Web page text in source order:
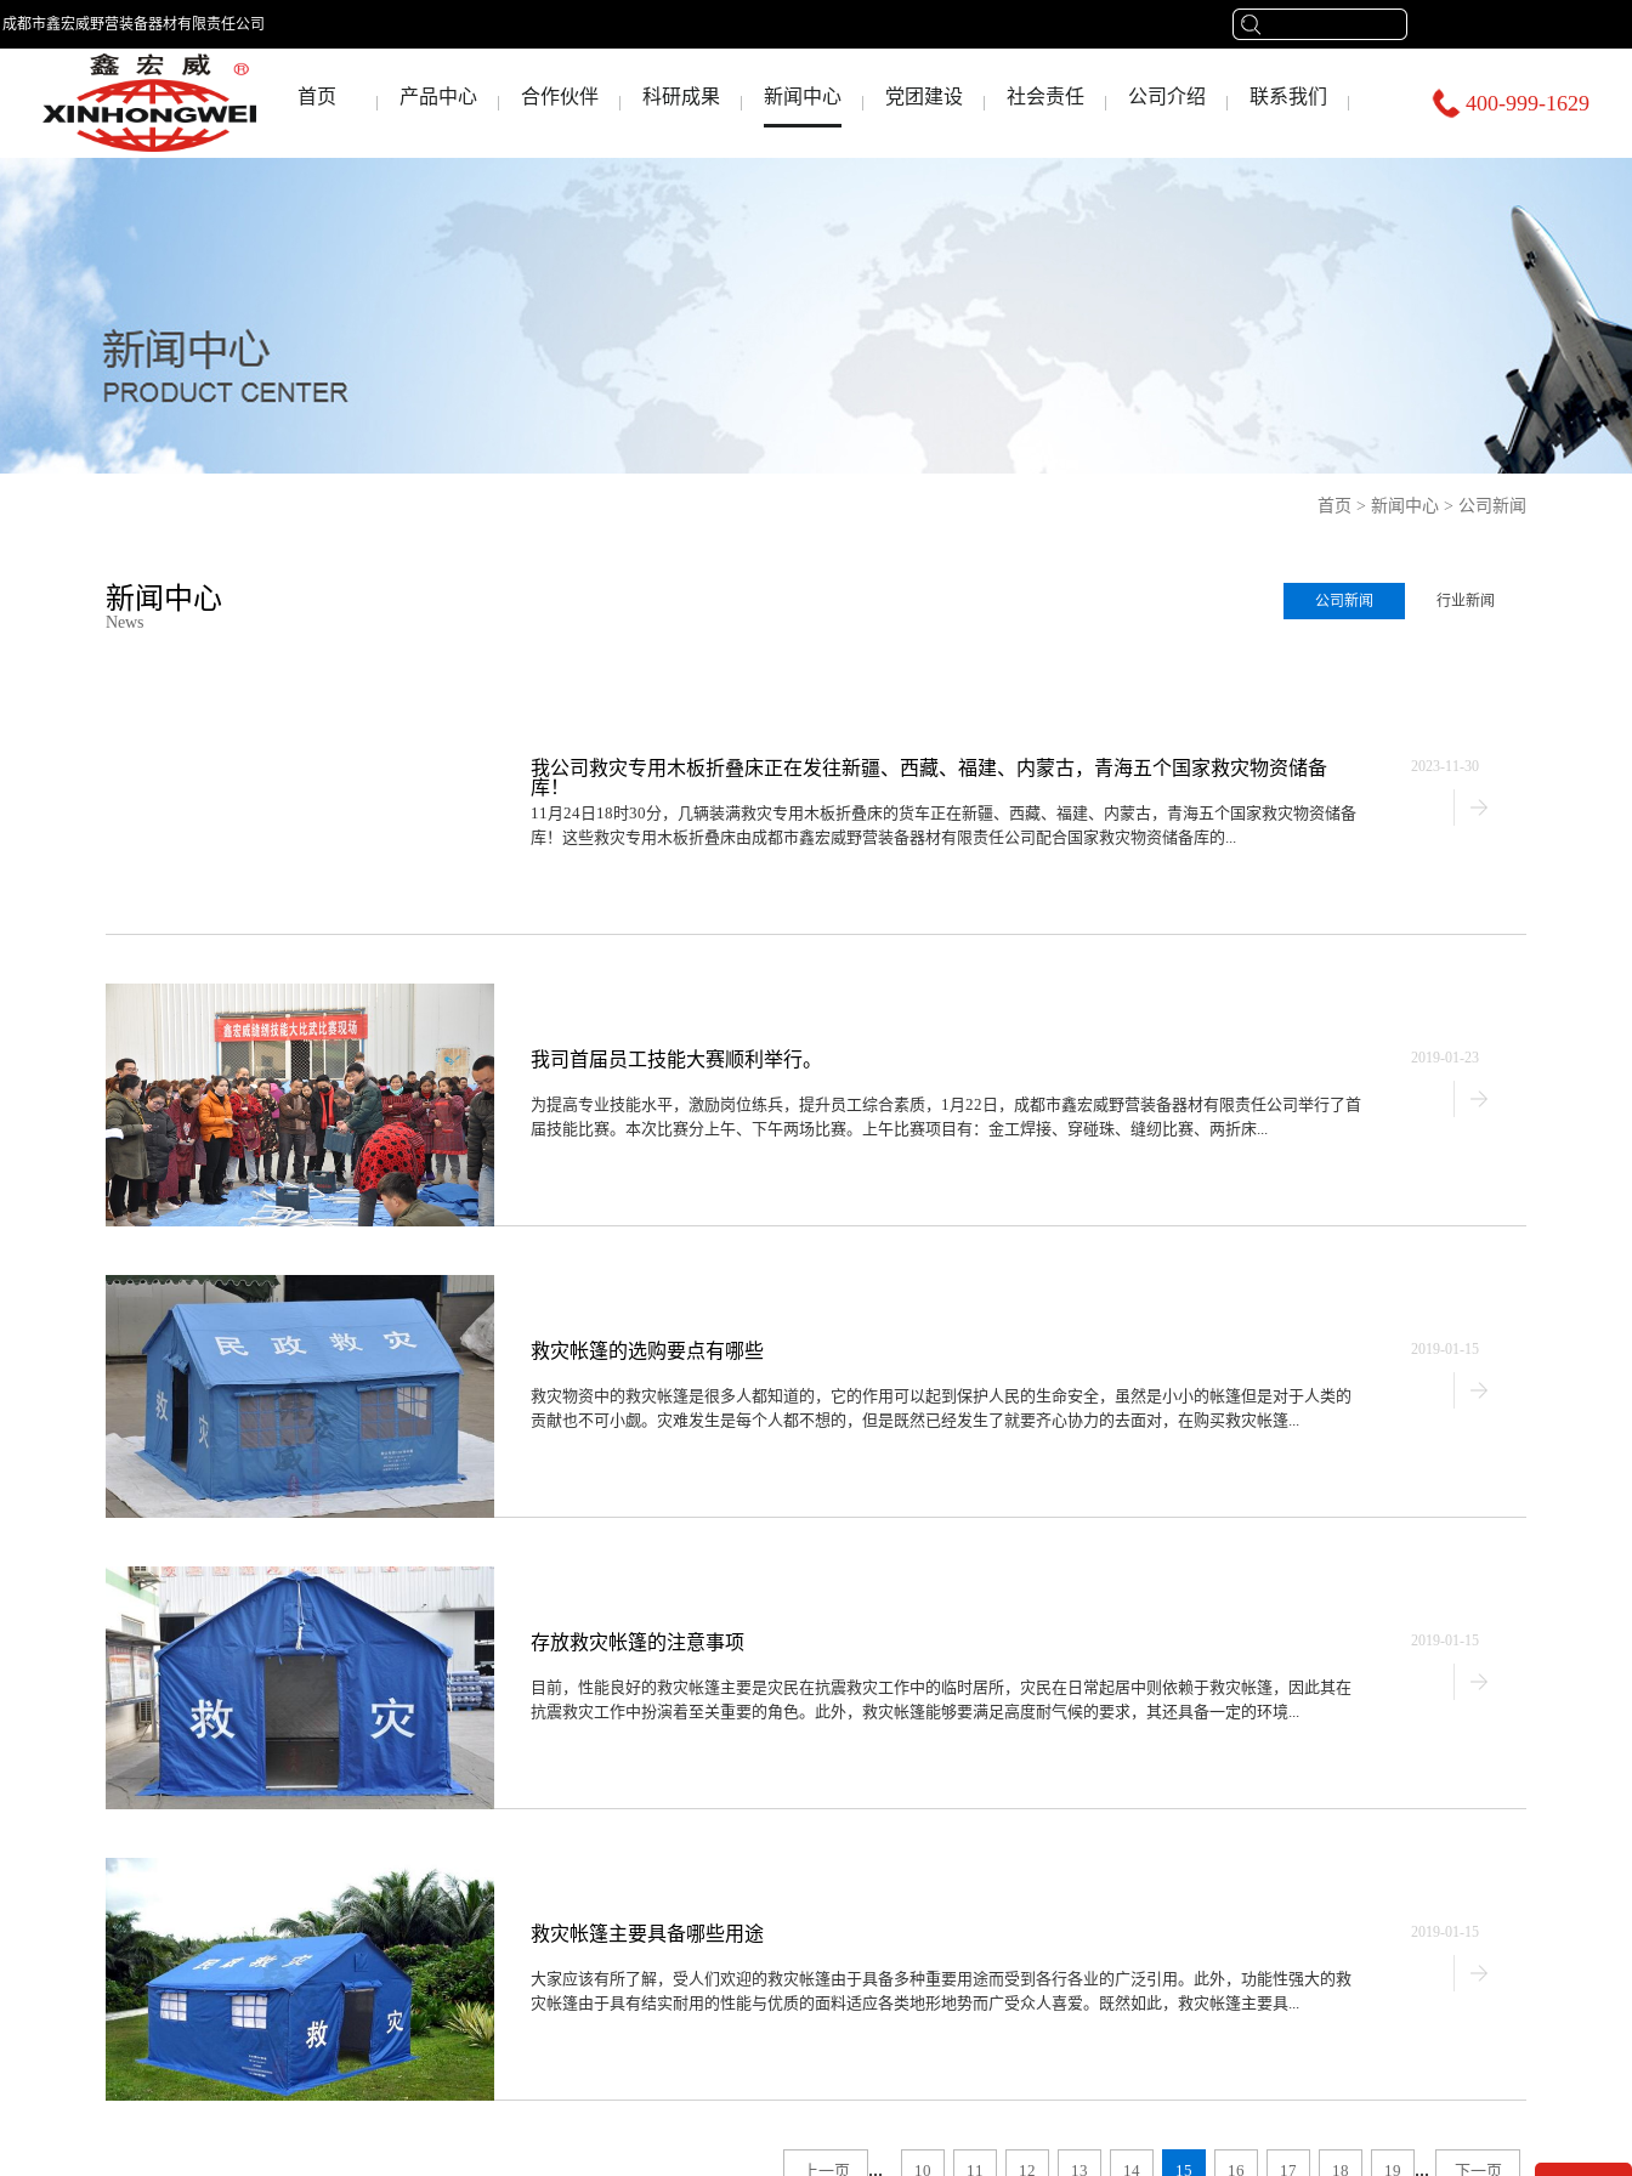
成都市鑫宏威野营装备器材有限责任公司
首页 产品中心 合作伙伴 科研成果 新闻中心 党团建设 社会责任 公司介绍 联系我们 400-999-1629
首页 > 新闻中心 > 公司新闻
新闻中心
News
公司新闻 行业新闻
我公司救灾专用木板折叠床正在发往新疆、西藏、福建、内蒙古，青海五个国家救灾物资储备
库！
2023-11-30
11月24日18时30分，几辆装满救灾专用木板折叠床的货车正在新疆、西藏、福建、内蒙古，青海五个国家救灾物资储备
库！这些救灾专用木板折叠床由成都市鑫宏威野营装备器材有限责任公司配合国家救灾物资储备库的...
我司首届员工技能大赛顺利举行。 2019-01-23
为提高专业技能水平，激励岗位练兵，提升员工综合素质，1月22日，成都市鑫宏威野营装备器材有限责任公司举行了首
届技能比赛。本次比赛分上午、下午两场比赛。上午比赛项目有：金工焊接、穿碰珠、缝纫比赛、两折床...
救灾帐篷的选购要点有哪些 2019-01-15
救灾物资中的救灾帐篷是很多人都知道的，它的作用可以起到保护人民的生命安全，虽然是小小的帐篷但是对于人类的
贡献也不可小觑。灾难发生是每个人都不想的，但是既然已经发生了就要齐心协力的去面对，在购买救灾帐篷...
存放救灾帐篷的注意事项 2019-01-15
目前，性能良好的救灾帐篷主要是灾民在抗震救灾工作中的临时居所，灾民在日常起居中则依赖于救灾帐篷，因此其在
抗震救灾工作中扮演着至关重要的角色。此外，救灾帐篷能够要满足高度耐气候的要求，其还具备一定的环境...
救灾帐篷主要具备哪些用途 2019-01-15
大家应该有所了解，受人们欢迎的救灾帐篷由于具备多种重要用途而受到各行各业的广泛引用。此外，功能性强大的救
灾帐篷由于具有结实耐用的性能与优质的面料适应各类地形地势而广受众人喜爱。既然如此，救灾帐篷主要具...
上一页 ... 10 11 12 13 14 15 16 17 18 19 ... 下一页